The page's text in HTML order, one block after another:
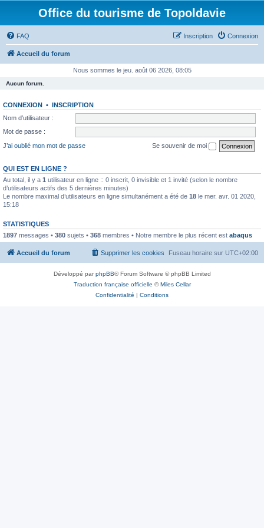
Office du tourisme de Topoldavie
FAQ Connexion
Inscription
Accueil du forum
Nous sommes le jeu. août 06 2026, 08:05
Aucun forum.
CONNEXION • INSCRIPTION
Nom d’utilisateur :
Mot de passe :
J’ai oublié mon mot de passe
Se souvenir de moi
QUI EST EN LIGNE ?
Au total, il y a 1 utilisateur en ligne :: 0 inscrit, 0 invisible et 1 invité (selon le nombre
d’utilisateurs actifs des 5 dernières minutes)
Le nombre maximal d’utilisateurs en ligne simultanément a été de 18 le mer. avr. 01 2020,
15:18
STATISTIQUES
1897 messages • 380 sujets • 368 membres • Notre membre le plus récent est abaqus
Accueil du forum Fuseau horaire sur UTC+02:00
Supprimer les cookies
Développé parphpBB® Forum Software © phpBB Limited
Traduction française officielle ©Miles Cellar
Confidentialité | Conditions